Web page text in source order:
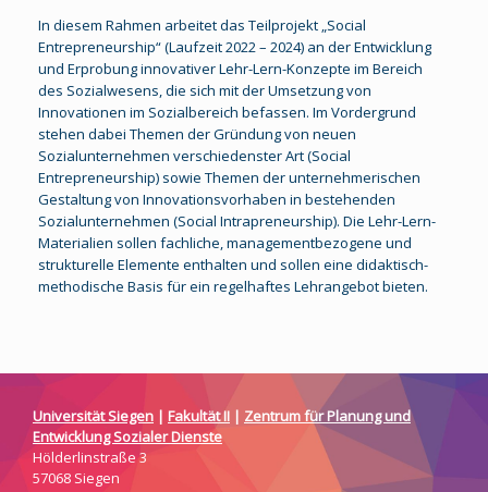
In diesem Rahmen arbeitet das Teilprojekt „Social
Entrepreneurship“ (Laufzeit 2022 – 2024) an der Entwicklung
und Erprobung innovativer Lehr-Lern-Konzepte im Bereich
des Sozialwesens, die sich mit der Umsetzung von
Innovationen im Sozialbereich befassen. Im Vordergrund
stehen dabei Themen der Gründung von neuen
Sozialunternehmen verschiedenster Art (Social
Entrepreneurship) sowie Themen der unternehmerischen
Gestaltung von Innovationsvorhaben in bestehenden
Sozialunternehmen (Social Intrapreneurship). Die Lehr-Lern-
Materialien sollen fachliche, managementbezogene und
strukturelle Elemente enthalten und sollen eine didaktisch-
methodische Basis für ein regelhaftes Lehrangebot bieten.
Universität Siegen | Fakultät II | Zentrum für Planung und
Entwicklung Sozialer Dienste
Hölderlinstraße 3
57068 Siegen